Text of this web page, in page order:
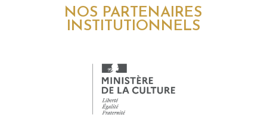
NOS PARTENAIRES
INSTITUTIONNELS